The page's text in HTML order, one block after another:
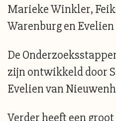
Marieke Winkler,
Warenburg en
De
zijn ontwikkeld door
Evelien van
Verder heeft een